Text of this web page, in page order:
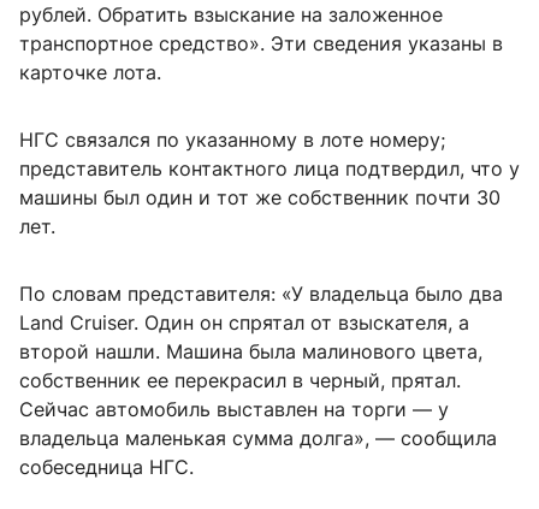
рублей. Обратить взыскание на заложенное
транспортное средство». Эти сведения указаны в
карточке лота.
НГС связался по указанному в лоте номеру;
представитель контактного лица подтвердил, что у
машины был один и тот же собственник почти 30
лет.
По словам представителя: «У владельца было два
Land Cruiser. Один он спрятал от взыскателя, а
второй нашли. Машина была малинового цвета,
собственник ее перекрасил в черный, прятал.
Сейчас автомобиль выставлен на торги — у
владельца маленькая сумма долга», — сообщила
собеседница НГС.